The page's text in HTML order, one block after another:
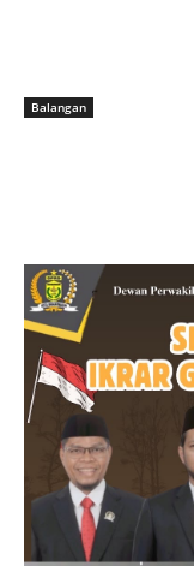
Balangan